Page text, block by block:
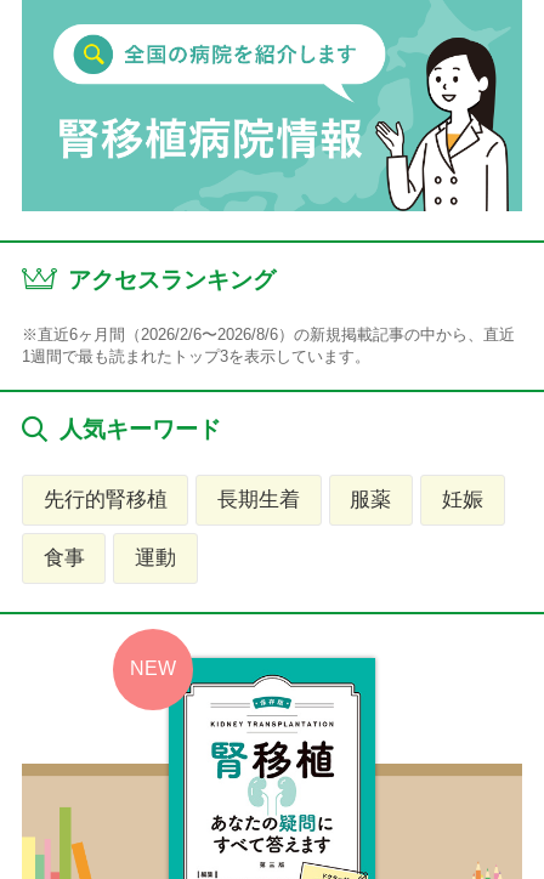
アクセスランキング
※直近6ヶ月間（2026/2/6〜2026/8/6）の新規掲載記事の中から、直近
1週間で最も読まれたトップ3を表示しています。
人気キーワード
先行的腎移植 長期生着 服薬 妊娠
食事 運動